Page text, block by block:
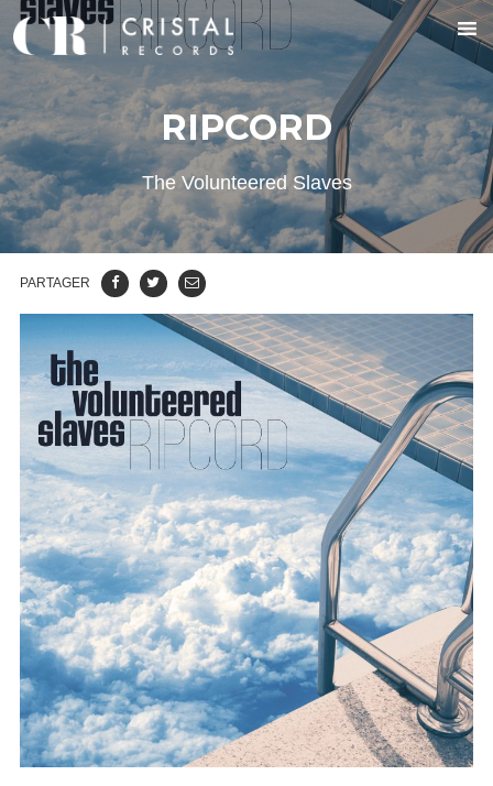
RIPCORD
The Volunteered Slaves
PARTAGER